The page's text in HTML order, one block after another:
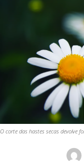
O corte das hastes secas devolve